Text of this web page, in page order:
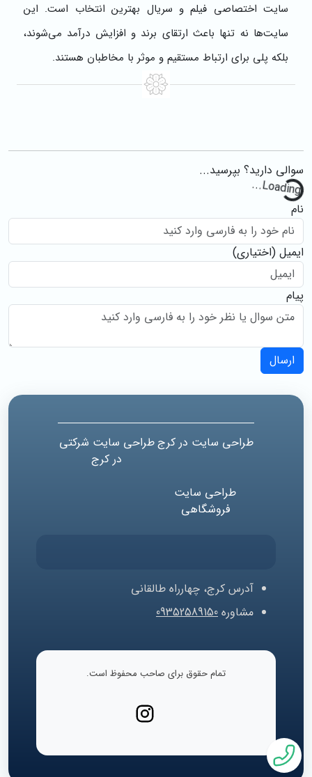
سایت اختصاصی فیلم و سریال بهترین انتخاب است. این
سایت‌ها نه تنها باعث ارتقای برند و افزایش درآمد می‌شوند،
بلکه پلی برای ارتباط مستقیم و موثر با مخاطبان هستند.
سوالی دارید؟ بپرسید...
نام
ایمیل (اختیاری)
پیام
ارسال
طراحی سایت در کرجطراحی سایت شرکتی
در کرج
طراحی سایت
فروشگاهی
آدرس کرج، چهارراه طالقانی
مشاوره 09352589150
تمام حقوق برای صاحب محفوظ است.